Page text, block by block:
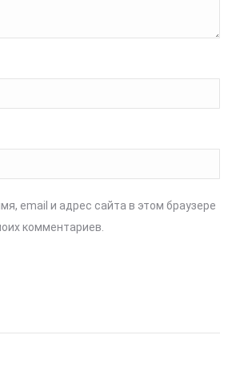
email и адрес сайта в этом браузере
комментариев.